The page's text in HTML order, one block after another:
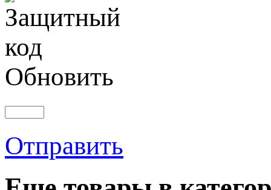
Обновить
Отправить